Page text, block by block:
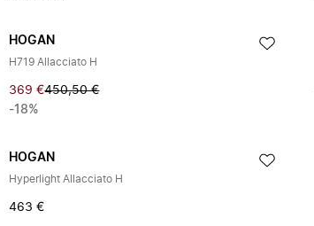
HOGAN
H719 Allacciato H
369 €450,50 €
-18%
HOGAN
Hyperlight Allacciato H
463 €